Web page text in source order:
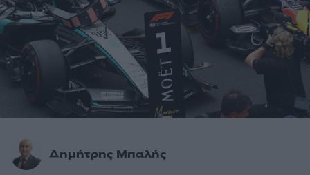
Δημήτρης Μπαλής